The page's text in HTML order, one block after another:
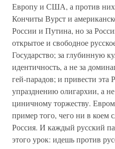
Европу и США, а против
Кончиты Вурст и
России и Путина, но за
открытое и свободное
Государство; за глубинную
идентичность, а не за
гей-парадов; и привести
упразднению олигархии, а
циничному торжеству.
пример того, чего ни в коем
Россия. И каждый русский
этого урок: идешь против